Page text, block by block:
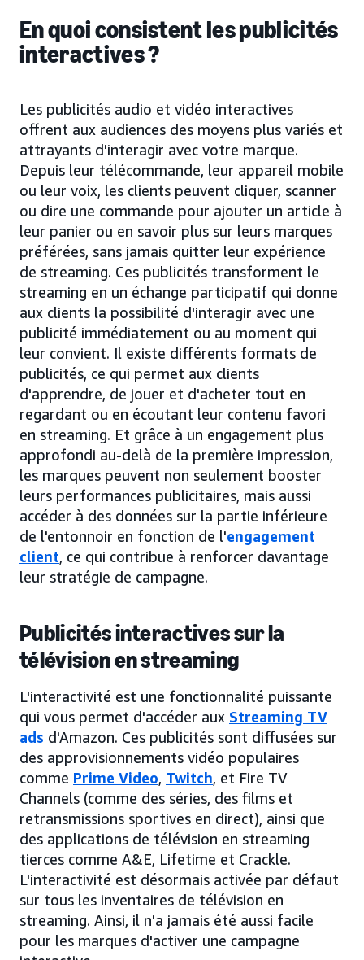
En quoi consistent les publicités
interactives ?
Les publicités audio et vidéo interactives
offrent aux audiences des moyens plus variés et
attrayants d'interagir avec votre marque.
Depuis leur télécommande, leur appareil mobile
ou leur voix, les clients peuvent cliquer, scanner
ou dire une commande pour ajouter un article à
leur panier ou en savoir plus sur leurs marques
préférées, sans jamais quitter leur expérience
de streaming. Ces publicités transforment le
streaming en un échange participatif qui donne
aux clients la possibilité d'interagir avec une
publicité immédiatement ou au moment qui
leur convient. Il existe différents formats de
publicités, ce qui permet aux clients
d'apprendre, de jouer et d'acheter tout en
regardant ou en écoutant leur contenu favori
en streaming. Et grâce à un engagement plus
approfondi au-delà de la première impression,
les marques peuvent non seulement booster
leurs performances publicitaires, mais aussi
accéder à des données sur la partie inférieure
de l'entonnoir en fonction de l'engagement
client, ce qui contribue à renforcer davantage
leur stratégie de campagne.
Publicités interactives sur la
télévision en streaming
L'interactivité est une fonctionnalité puissante
qui vous permet d'accéder aux Streaming TV
ads d'Amazon. Ces publicités sont diffusées sur
des approvisionnements vidéo populaires
comme Prime Video, Twitch, et Fire TV
Channels (comme des séries, des films et
retransmissions sportives en direct), ainsi que
des applications de télévision en streaming
tierces comme A&E, Lifetime et Crackle.
L'interactivité est désormais activée par défaut
sur tous les inventaires de télévision en
streaming. Ainsi, il n'a jamais été aussi facile
pour les marques d'activer une campagne